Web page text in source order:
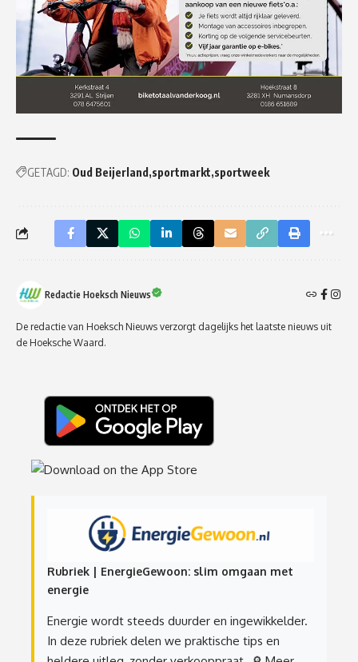
GETAGD: Oud Beijerland sportmarkt sportweek
Redactie Hoeksch Nieuws
De redactie van Hoeksch Nieuws verzorgt dagelijks het laatste nieuws uit
de Hoeksche Waard.
Rubriek | EnergieGewoon: slim omgaan met
energie
Energie wordt steeds duurder en ingewikkelder.
In deze rubriek delen we praktische tips en